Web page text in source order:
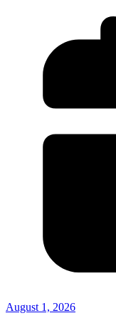
August 1, 2026